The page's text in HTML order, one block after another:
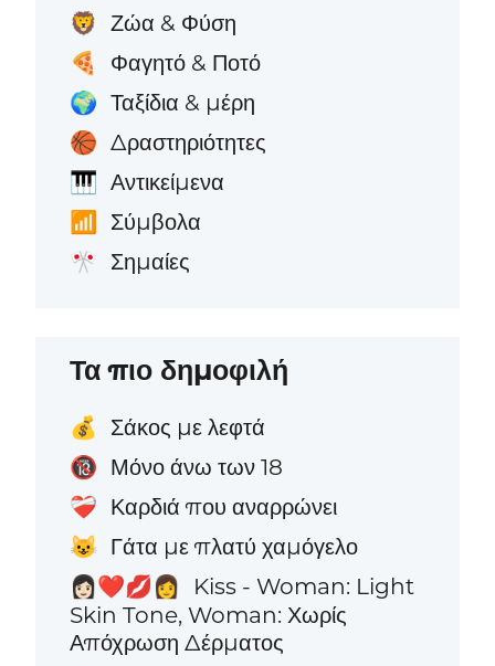
🦁 Ζώα & Φύση
🍕 Φαγητό & Ποτό
🌍 Ταξίδια & μέρη
🏀 Δραστηριότητες
🎹 Αντικείμενα
📶 Σύμβολα
🎌 Σημαίες
Τα πιο δημοφιλή
💰 Σάκος με λεφτά
🔞 Μόνο άνω των 18
❤️‍🩹 Καρδιά που αναρρώνει
😺 Γάτα με πλατύ χαμόγελο
👩🏻‍❤️‍💋‍👩
Kiss - Woman: Light
Skin Tone, Woman: Χωρίς
Απόχρωση Δέρματος